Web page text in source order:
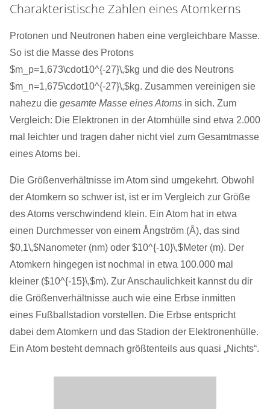
Charakteristische Zahlen eines Atomkerns
Protonen und Neutronen haben eine vergleichbare Masse.
So ist die Masse des Protons
$m_p=1,673\cdot10^{-27}\,$kg und die des Neutrons
$m_n=1,675\cdot10^{-27}\,$kg. Zusammen vereinigen sie
nahezu die gesamte Masse eines Atoms in sich. Zum
Vergleich: Die Elektronen in der Atomhülle sind etwa 2.000
mal leichter und tragen daher nicht viel zum Gesamtmasse
eines Atoms bei.
Die Größenverhältnisse im Atom sind umgekehrt. Obwohl
der Atomkern so schwer ist, ist er im Vergleich zur Größe
des Atoms verschwindend klein. Ein Atom hat in etwa
einen Durchmesser von einem Ångström (Å), das sind
$0,1\,$Nanometer (nm) oder $10^{-10}\,$Meter (m). Der
Atomkern hingegen ist nochmal in etwa 100.000 mal
kleiner ($10^{-15}\,$m). Zur Anschaulichkeit kannst du dir
die Größenverhältnisse auch wie eine Erbse inmitten
eines Fußballstadion vorstellen. Die Erbse entspricht
dabei dem Atomkern und das Stadion der Elektronenhülle.
Ein Atom besteht demnach größtenteils aus quasi „Nichts“.